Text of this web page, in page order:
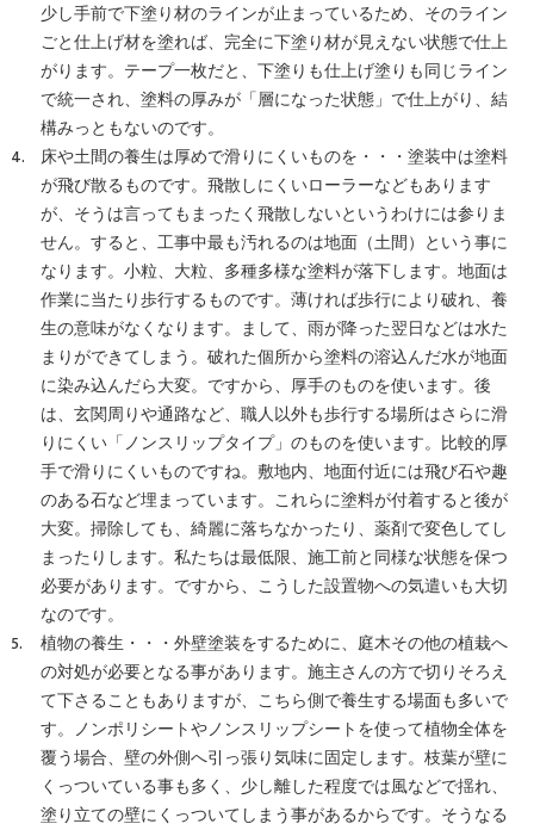
少し手前で下塗り材のラインが止まっているため、そのライン
ごと仕上げ材を塗れば、完全に下塗り材が見えない状態で仕上
がります。テープ一枚だと、下塗りも仕上げ塗りも同じライン
で統一され、塗料の厚みが「層になった状態」で仕上がり、結
構みっともないのです。
床や土間の養生は厚めで滑りにくいものを・・・塗装中は塗料
が飛び散るものです。飛散しにくいローラーなどもあります
が、そうは言ってもまったく飛散しないというわけには参りま
せん。すると、工事中最も汚れるのは地面（土間）という事に
なります。小粒、大粒、多種多様な塗料が落下します。地面は
作業に当たり歩行するものです。薄ければ歩行により破れ、養
生の意味がなくなります。まして、雨が降った翌日などは水た
まりができてしまう。破れた個所から塗料の溶込んだ水が地面
に染み込んだら大変。ですから、厚手のものを使います。後
は、玄関周りや通路など、職人以外も歩行する場所はさらに滑
りにくい「ノンスリップタイプ」のものを使います。比較的厚
手で滑りにくいものですね。敷地内、地面付近には飛び石や趣
のある石など埋まっています。これらに塗料が付着すると後が
大変。掃除しても、綺麗に落ちなかったり、薬剤で変色してし
まったりします。私たちは最低限、施工前と同様な状態を保つ
必要があります。ですから、こうした設置物への気遣いも大切
なのです。
植物の養生・・・外壁塗装をするために、庭木その他の植栽へ
の対処が必要となる事があります。施主さんの方で切りそろえ
て下さることもありますが、こちら側で養生する場面も多いで
す。ノンポリシートやノンスリップシートを使って植物全体を
覆う場合、壁の外側へ引っ張り気味に固定します。枝葉が壁に
くっついている事も多く、少し離した程度では風などで揺れ、
塗り立ての壁にくっついてしまう事があるからです。そうなる